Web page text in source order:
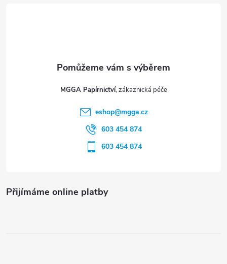
Přijímáme online platby
MGGA Papírnictví
eshop@mgga.cz
603 454 874
603 454 874